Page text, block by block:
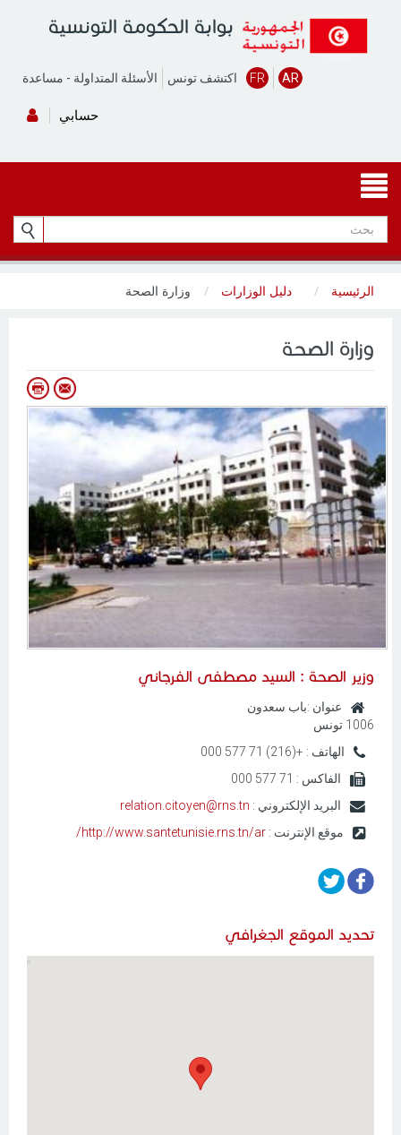
بوابة الحكومة التونسية
الأسئلة المتداولة - مساعدة اكتشف تونس FR AR
حسابي
الرئيسية دليل الوزارات وزارة الصحة
وزارة الصحة
وزير الصحة : السيد مصطفى الفرجاني
عنوان :باب سعدون
1006 تونس
الهاتف : +(216) 71 577 000
الفاكس : 71 577 000
البريد الإلكتروني : relation.citoyen@rns.tn
موقع الإنترنت : http://www.santetunisie.rns.tn/ar/
تحديد الموقع الجغرافي